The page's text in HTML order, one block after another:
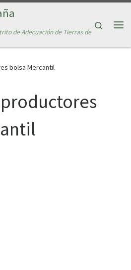
de Adecuación de Tierras de
Search
bolsa Mercantil